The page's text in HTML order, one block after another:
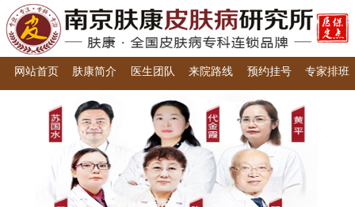
网站首页 肤康简介 医生团队 来院路线 预约挂号 专家排班